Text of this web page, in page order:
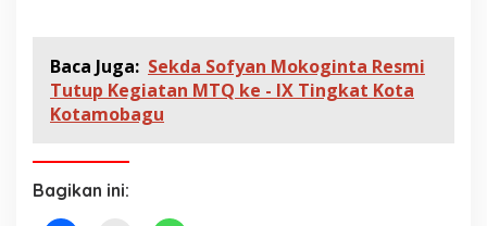
Baca Juga: Sekda Sofyan Mokoginta Resmi
Tutup Kegiatan MTQ ke - IX Tingkat Kota
Kotamobagu
Bagikan ini: